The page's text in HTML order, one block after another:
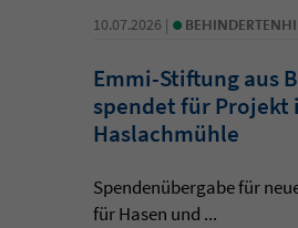
10.07.2026 | •
Emmi-Stiftung aus
spendet für Projekt
Haslachmühle
Spendenübergabe für
für Hasen und ...